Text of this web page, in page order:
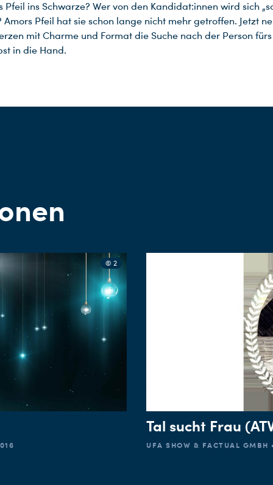
Pfeil ins Schwarze? Wer von den Kandidat:innen wird sich
Amors Pfeil hat sie schon lange nicht mehr getroffen. Jetzt
mit Charme und Format die Suche nach der Person
in die Hand.
© 2
Tal sucht Frau
UFA SHOW & FACTUAL